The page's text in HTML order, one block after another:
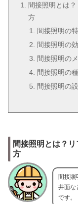
間接照明とは
方
間接照明の
間接照明の
間接照明の
間接照明の
間接照明の
間接照明とは？
方
間接照
井面な
です。